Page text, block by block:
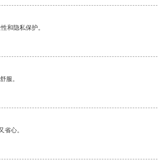
和隐私保护。
服。
省心。